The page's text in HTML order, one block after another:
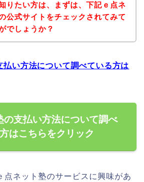
りたい方は、まずは、下記ｅ点ネ
公式サイトをチェックされてみて
でしょうか？
払い方法について調べている方は
の支払い方法について調べ
はこちらをクリック
点ネット塾のサービスに興味があ